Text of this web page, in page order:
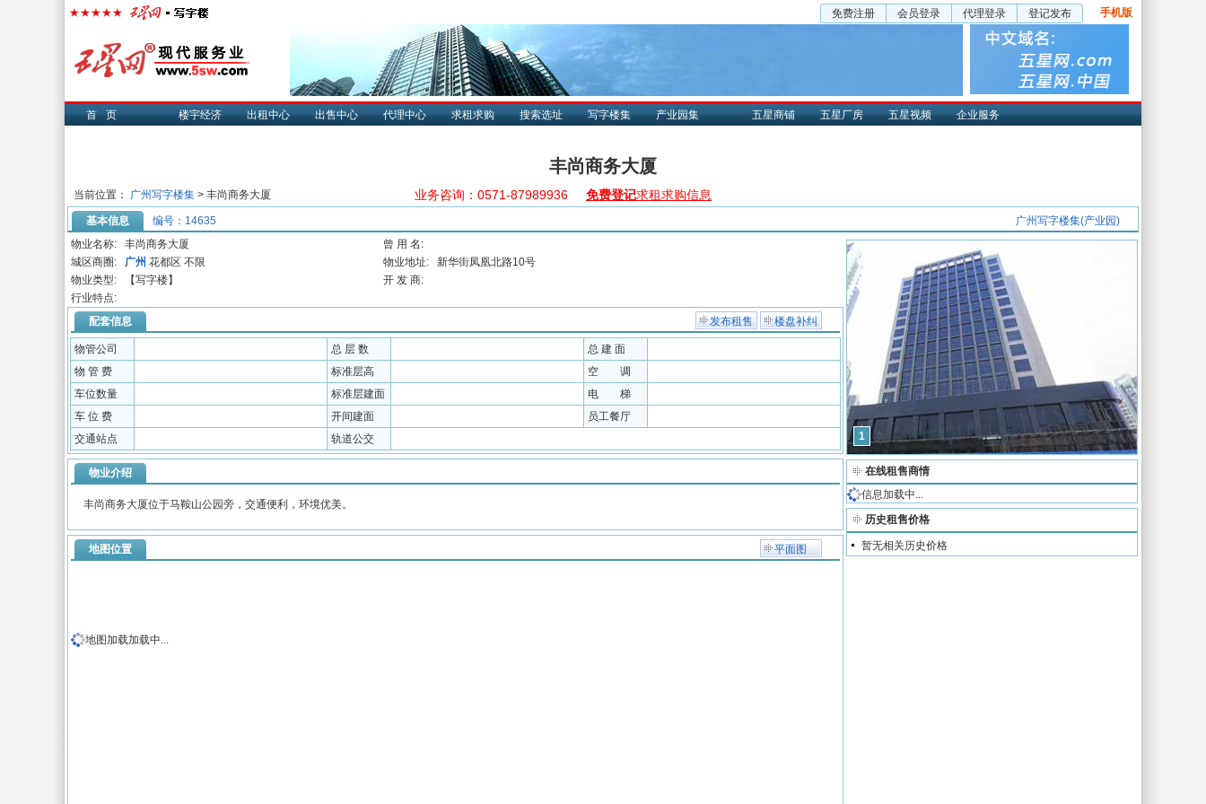
免费注册 会员登录 代理登录 登记发布 手机版
首页 楼宇经济 出租中心 出售中心 代理中心 求租求购 搜索选址 写字楼集 产业园集 五星商铺 五星厂房 五星视频 企业服务
丰尚商务大厦
当前位置： 广州写字楼集 > 丰尚商务大厦 业务咨询：0571-87989936 免费登记求租求购信息
基本信息 编号：14635
广州写字楼集(产业园)
物业名称:
丰尚商务大厦
曾 用 名:
城区商圈:
广州 花都区 不限 物业地址:
新华街凤凰北路10号
物业类型:
【写字楼】
开 发 商:
行业特点:
发布租售
楼盘补纠
配套信息
物管公司 总 层 数
总 建 面
物 管 费
标准层高
空 调
车位数量
标准层建面
电 梯
车 位 费
开间建面
员工餐厅
交通站点
轨道公交
物业介绍
丰尚商务大厦位于马鞍山公园旁，交通便利，环境优美。
平面图
地图位置
地图加载加载中...
1
在线租售商情
信息加载中...
历史租售价格
暂无相关历史价格